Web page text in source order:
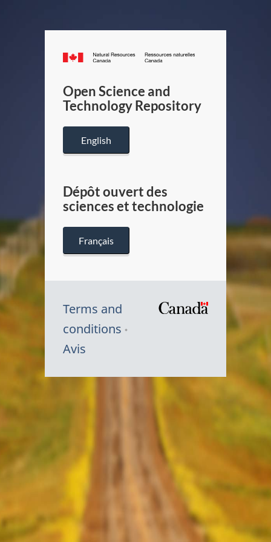
Canada.ca
/
Canada
Open Science and
Technology Repository
English
Dépôt ouvert des
sciences et technologie
Français
Terms and
conditions
Avis
Symbole
Canada